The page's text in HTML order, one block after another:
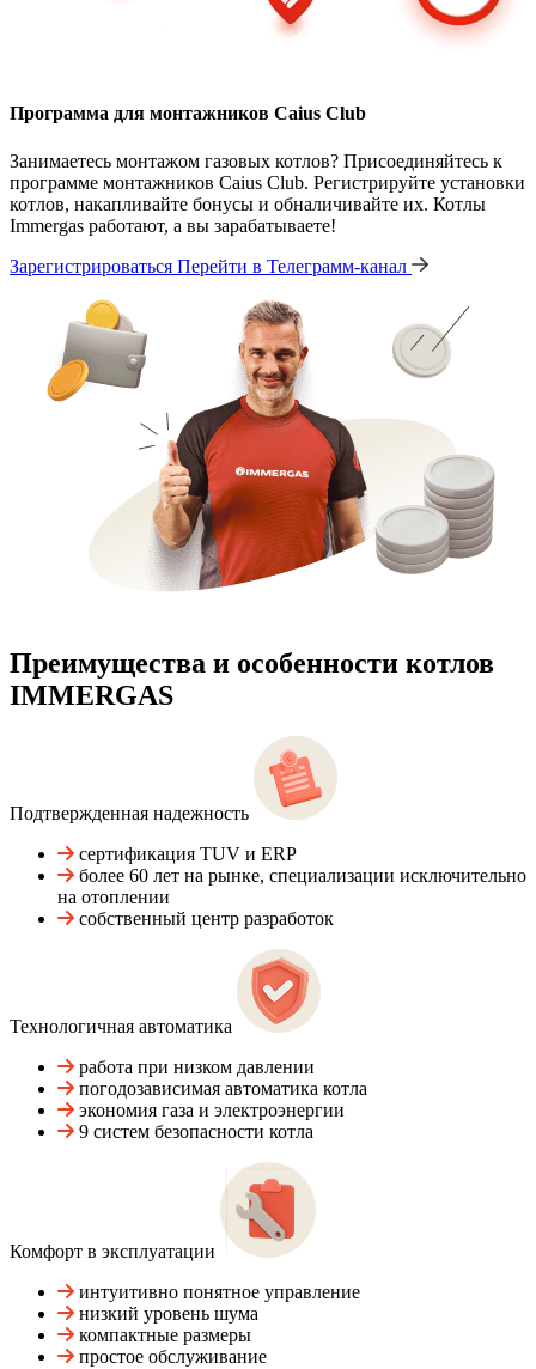
Программа для монтажников Caius Club
Занимаетесь монтажом газовых котлов? Присоединяйтесь к
программе монтажников Caius Club. Регистрируйте установки
котлов, накапливайте бонусы и обналичивайте их. Котлы
Immergas работают, а вы зарабатываете!
Зарегистрироваться Перейти в Телеграмм-канал
Преимущества и особенности котлов
IMMERGAS
Подтвержденная надежность
сертификация TUV и ERP
более 60 лет на рынке, специализации исключительно
на отоплении
собственный центр разработок
Технологичная автоматика
работа при низком давлении
погодозависимая автоматика котла
экономия газа и электроэнергии
9 систем безопасности котла
Комфорт в эксплуатации
интуитивно понятное управление
низкий уровень шума
компактные размеры
простое обслуживание